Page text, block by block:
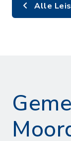
Alle